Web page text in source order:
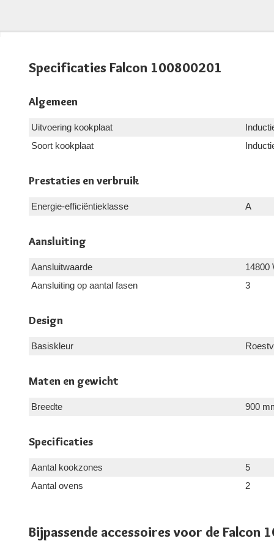
Specificaties Falcon 100800201
Algemeen
Uitvoering kookplaat
Soort kookplaat
Prestaties en verbruik
Energie-efficiëntieklasse A
Aansluiting
Aansluitwaarde
14800
Aansluiting op aantal fasen
3
Design
Basiskleur
Maten en gewicht
Breedte 900
Specificaties
Aantal kookzones
5
Aantal ovens
2
Bijpassende accessoires voor de Falcon